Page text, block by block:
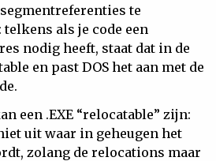
te
als je code een
nodig heeft, staat dat in de
en past DOS het aan met de
een .EXE “relocatable” zijn:
uit waar in geheugen het
zolang de relocations maar